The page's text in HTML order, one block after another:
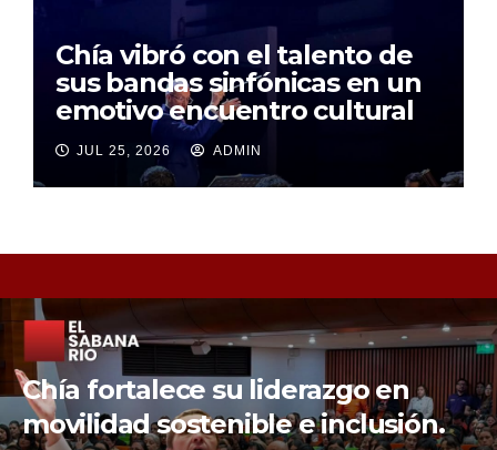
Chía vibró con el talento de
sus bandas sinfónicas en un
emotivo encuentro cultural
JUL 25, 2026 ADMIN
Chía fortalece la protección de sus
fuentes hídricas con la compra de
tres nuevos predios